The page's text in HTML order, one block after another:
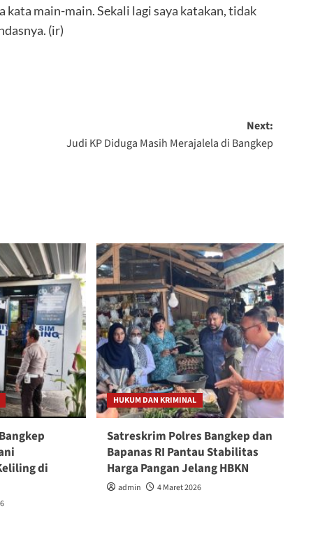
kata main-main. Sekali lagi saya katakan, tidak
(ir)
Next:
Judi KP Diduga Masih Merajalela di Bangkep
di
HUKUM DAN KRIMINAL
Satreskrim Polres Bangkep dan
Bapanas RI Pantau Stabilitas
Harga Pangan Jelang HBKN
admin 4 Maret 2026